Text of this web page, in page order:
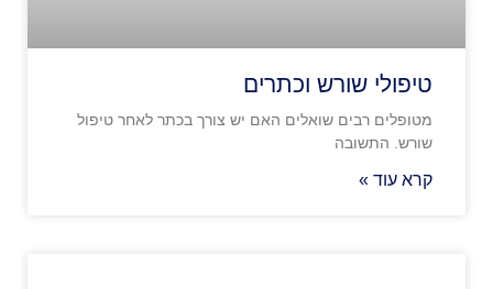
טיפולי שורש וכתרים
מטופלים רבים שואלים האם יש צורך בכתר לאחר טיפול
שורש. התשובה
קרא עוד »